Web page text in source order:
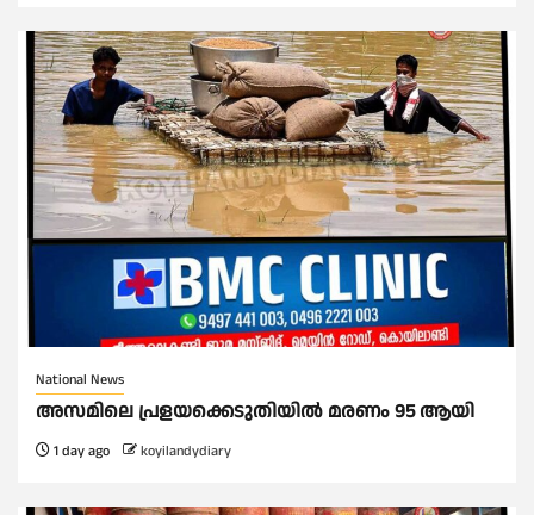
National News
അസമിലെ പ്രളയക്കെടുതിയില്‍ മരണം 95 ആയി
1 day ago koyilandydiary